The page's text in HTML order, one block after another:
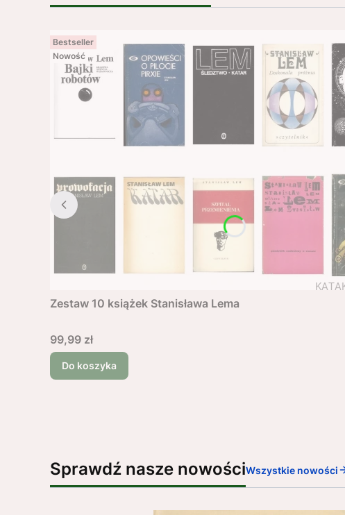
Bestseller
Nowość
Zestaw 10 książek Stanisława Lema
Cena
99,99 zł
Do koszyka
Sprawdź nasze nowościWszystkie nowości